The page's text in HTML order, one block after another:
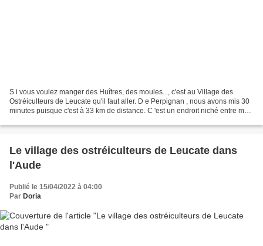
S i vous voulez manger des Huîtres, des moules..., c'est au Village des
Ostréiculteurs de Leucate qu'il faut aller. D e Perpignan , nous avons mis 30
minutes puisque c'est à 33 km de distance. C 'est un endroit niché entre mer
Le village des ostréiculteurs de Leucate dans
l'Aude
Publié le 15/04/2022 à 04:00
Par Doria